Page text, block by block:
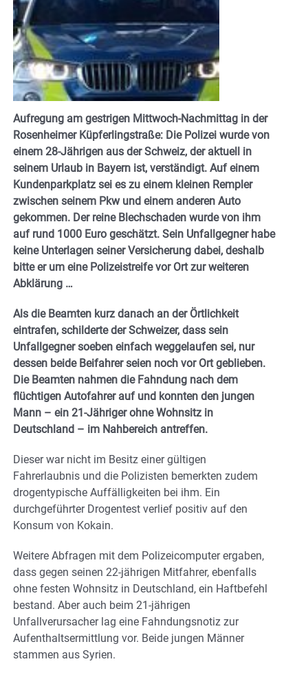
Aufregung am gestrigen Mittwoch-Nachmittag in der
Rosenheimer Küpferlingstraße: Die Polizei wurde von
einem 28-Jährigen aus der Schweiz, der aktuell in
seinem Urlaub in Bayern ist, verständigt. Auf einem
Kundenparkplatz sei es zu einem kleinen Rempler
zwischen seinem Pkw und einem anderen Auto
gekommen. Der reine Blechschaden wurde von ihm
auf rund 1000 Euro geschätzt. Sein Unfallgegner habe
keine Unterlagen seiner Versicherung dabei, deshalb
bitte er um eine Polizeistreife vor Ort zur weiteren
Abklärung …
Als die Beamten kurz danach an der Örtlichkeit
eintrafen, schilderte der Schweizer, dass sein
Unfallgegner soeben einfach weggelaufen sei, nur
dessen beide Beifahrer seien noch vor Ort geblieben.
Die Beamten nahmen die Fahndung nach dem
flüchtigen Autofahrer auf und konnten den jungen
Mann – ein 21-Jähriger ohne Wohnsitz in
Deutschland – im Nahbereich antreffen.
Dieser war nicht im Besitz einer gültigen
Fahrerlaubnis und die Polizisten bemerkten zudem
drogentypische Auffälligkeiten bei ihm. Ein
durchgeführter Drogentest verlief positiv auf den
Konsum von Kokain.
Weitere Abfragen mit dem Polizeicomputer ergaben,
dass gegen seinen 22-jährigen Mitfahrer, ebenfalls
ohne festen Wohnsitz in Deutschland, ein Haftbefehl
bestand. Aber auch beim 21-jährigen
Unfallverursacher lag eine Fahndungsnotiz zur
Aufenthaltsermittlung vor. Beide jungen Männer
stammen aus Syrien.